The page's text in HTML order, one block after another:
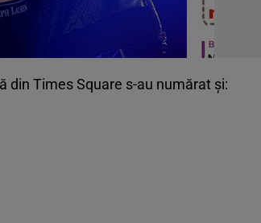
din Times Square s-au numărat şi: